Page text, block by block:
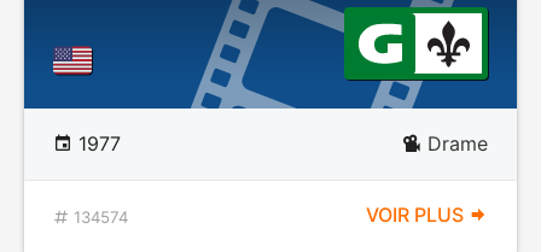
1977 Drame
134574 VOIR PLUS